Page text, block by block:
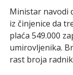
Ministar navodi
iz činjenice da
plaća 549.000
umirovljenika.
rast broja